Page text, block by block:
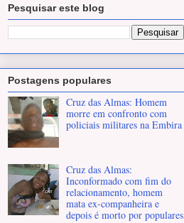
Pesquisar este blog
Postagens populares
Cruz das Almas: Homem
morre em confronto com
policiais militares na Embira
Cruz das Almas:
Inconformado com fim do
relacionamento, homem
mata ex-companheira e
depois é morto por populares